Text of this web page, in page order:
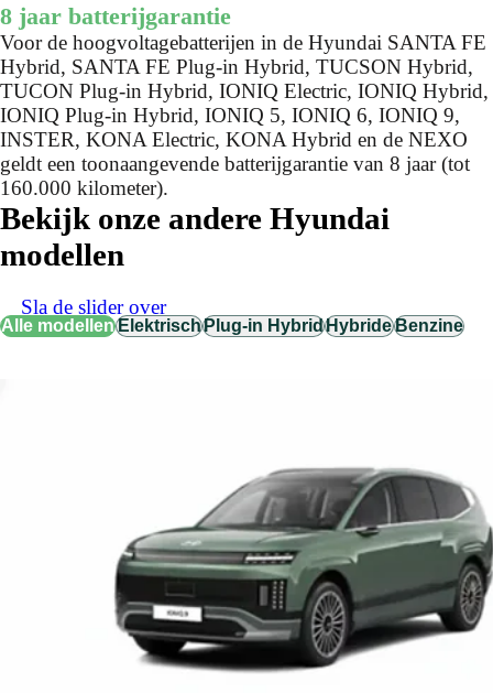
8 jaar batterijgarantie
Voor de hoogvoltagebatterijen in de Hyundai SANTA FE
Hybrid, SANTA FE Plug-in Hybrid, TUCSON Hybrid,
TUCON Plug-in Hybrid, IONIQ Electric, IONIQ Hybrid,
IONIQ Plug-in Hybrid, IONIQ 5, IONIQ 6, IONIQ 9,
INSTER, KONA Electric, KONA Hybrid en de NEXO
geldt een toonaangevende batterijgarantie van 8 jaar (tot
160.000 kilometer).
Bekijk onze andere Hyundai
modellen
Alle modellenElektrischPlug-in HybridHybrideBenzine
Sla de slider over